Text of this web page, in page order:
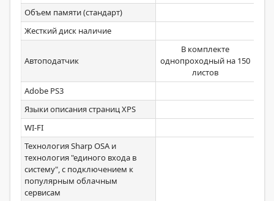
Объем памяти (стандарт)
Жесткий диск наличие
Автоподатчик
В комплекте
однопроходный на 150
листов
Adobe PS3
Языки описания страниц XPS
WI-FI
Технология Sharp OSA и
технология "единого входа в
систему", с подключением к
популярным облачным
сервисам